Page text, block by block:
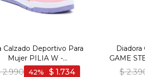
Calzado Deportivo Para
Mujer PILIA W -
PINK/LILAC/LT BLUE
2.990 $ 1.734
42
Diadora
GAME
$